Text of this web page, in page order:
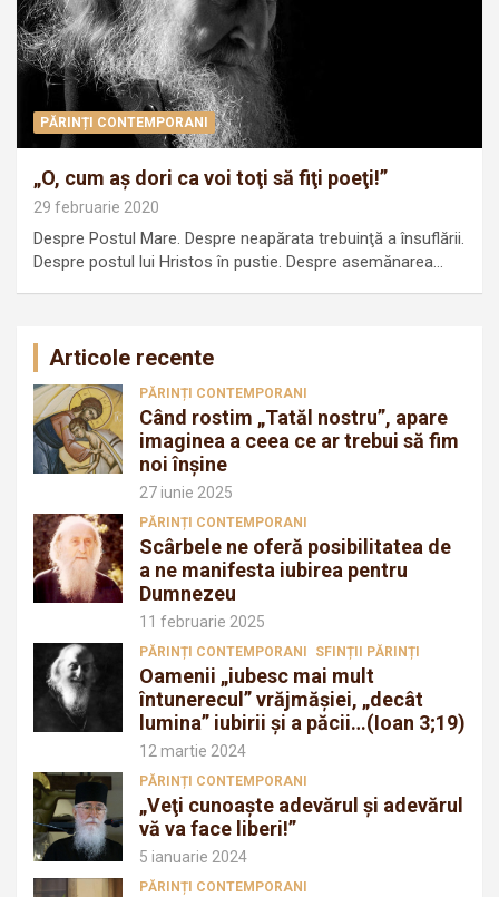
PĂRINȚI CONTEMPORANI
„O, cum aş dori ca voi toţi să fiţi poeţi!”
29 februarie 2020
Despre Postul Mare. Despre neapărata trebuinţă a însuflării.
Despre postul lui Hristos în pustie. Despre asemănarea…
Articole recente
PĂRINȚI CONTEMPORANI
Când rostim „Tatăl nostru”, apare
imaginea a ceea ce ar trebui să fim
noi înșine
27 iunie 2025
PĂRINȚI CONTEMPORANI
Scârbele ne oferă posibilitatea de
a ne manifesta iubirea pentru
Dumnezeu
11 februarie 2025
PĂRINȚI CONTEMPORANI SFINȚII PĂRINȚI
Oamenii „iubesc mai mult
întunerecul” vrăjmăşiei, „decât
lumina” iubirii şi a păcii…(Ioan 3;19)
12 martie 2024
PĂRINȚI CONTEMPORANI
„Veţi cunoaşte adevărul şi adevărul
vă va face liberi!”
5 ianuarie 2024
PĂRINȚI CONTEMPORANI